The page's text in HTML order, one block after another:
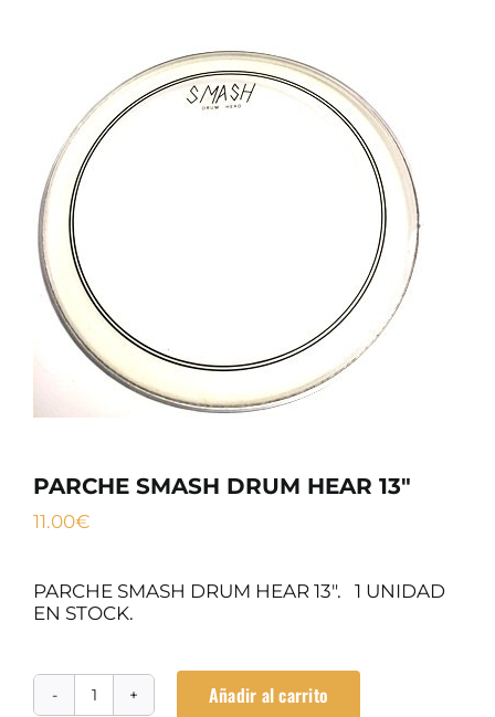
SERVICIOS TALLER
OCASIÓN
PARCHE SMASH DRUM HEAR 13″
11.00€
PARCHE SMASH DRUM HEAR 13″. 1 UNIDAD
EN STOCK.
PARCHE
Añadir al carrito